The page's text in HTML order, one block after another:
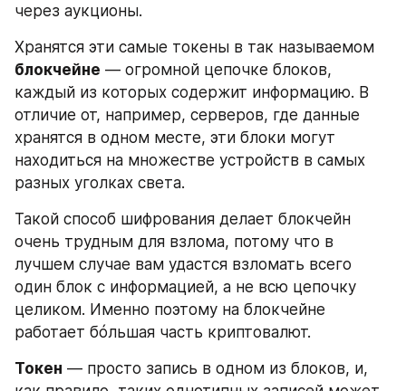
через аукционы.
блокчейне — огромной цепочке блоков,
каждый из которых содержит информацию. В
отличие от, например, серверов, где данные
хранятся в одном месте, эти блоки могут
находиться на множестве устройств в самых
разных уголках света.
Такой способ шифрования делает блокчейн
очень трудным для взлома, потому что в
лучшем случае вам удастся взломать всего
один блок с информацией, а не всю цепочку
целиком. Именно поэтому на блокчейне
работает бóльшая часть криптовалют.
Токен — просто запись в одном из блоков, и,